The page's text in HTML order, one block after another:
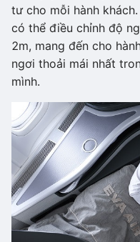
tư cho mỗi hành
có thể điều chỉnh độ
2m, mang đến cho
ngơi thoải mái nhất
mình.